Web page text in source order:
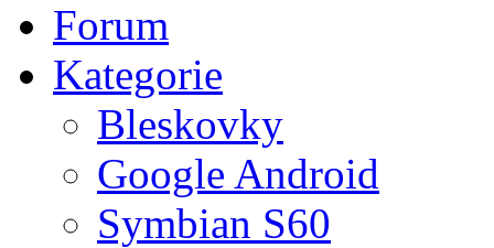
Forum
Kategorie
Bleskovky
Google Android
Symbian S60